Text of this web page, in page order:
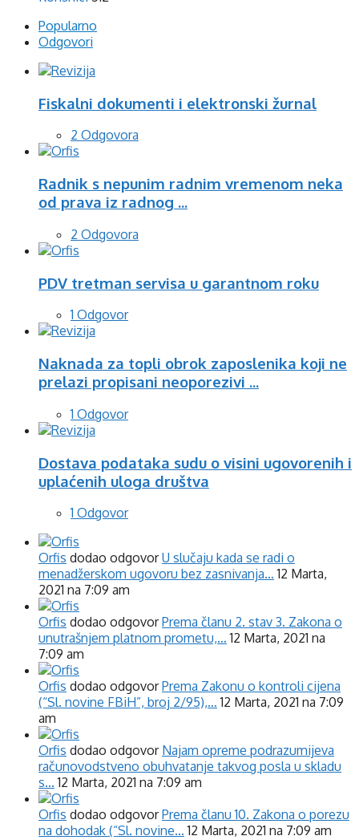
Popularno
Odgovori
Fiskalni dokumenti i elektronski žurnal
2 Odgovora
Radnik s nepunim radnim vremenom neka
od prava iz radnog ...
2 Odgovora
PDV tretman servisa u garantnom roku
1 Odgovor
Naknada za topli obrok zaposlenika koji ne
prelazi propisani neoporezivi ...
1 Odgovor
Dostava podataka sudu o visini ugovorenih i
uplaćenih uloga društva
1 Odgovor
Orfis dodao odgovorU slučaju kada se radi o
menadžerskom ugovoru bez zasnivanja… 12 Marta,
2021 na 7:09 am
Orfis dodao odgovorPrema članu 2. stav 3. Zakona o
unutrašnjem platnom prometu,… 12 Marta, 2021 na
7:09 am
Orfis dodao odgovorPrema Zakonu o kontroli cijena
(“Sl. novine FBiH”, broj 2/95),… 12 Marta, 2021 na 7:09
am
Orfis dodao odgovor Najam opreme podrazumijeva
računovodstveno obuhvatanje takvog posla u skladu
s… 12 Marta, 2021 na 7:09 am
Orfis dodao odgovorPrema članu 10. Zakona o porezu
na dohodak (“Sl. novine… 12 Marta, 2021 na 7:09 am